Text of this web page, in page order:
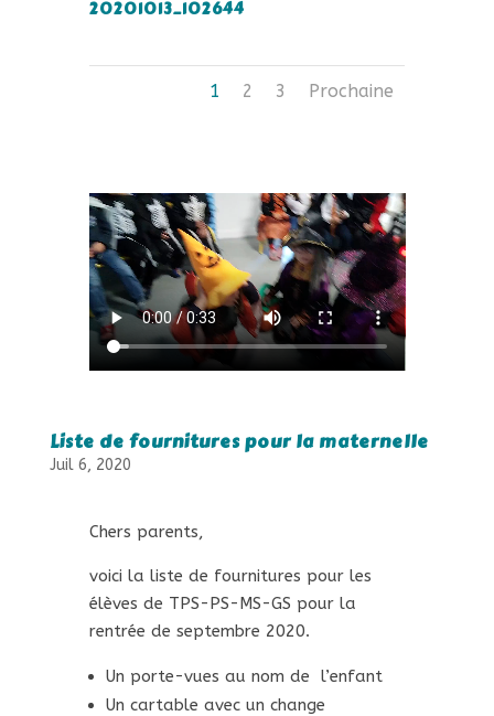
20201013_102644
1 2 3 Prochaine
Liste de fournitures pour la maternelle
Juil 6, 2020
Chers parents,
voici la liste de fournitures pour les
élèves de TPS-PS-MS-GS pour la
rentrée de septembre 2020.
Un porte-vues au nom de l’enfant
Un cartable avec un change